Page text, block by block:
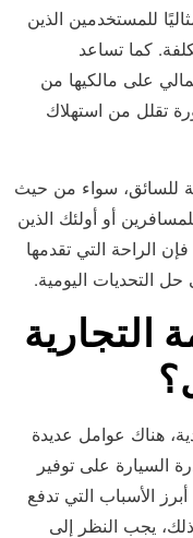
للمستخدمين الذين
كما تساعد
على مالكيها من
تقلل من استهلاك
للسائق، سواء من حيث
أو أولئك الذين
الراحة التي تقدمها
حل التحديات اليومية.
التجارية
هناك عوامل عديدة
السيارة على توفير
الأسباب التي تدفع
يجب النظر إلى